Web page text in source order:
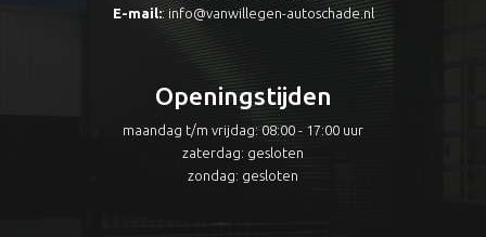
E-mail:: info@vanwillegen-autoschade.nl
Openingstijden
maandag t/m vrijdag: 08:00 - 17:00 uur
zaterdag: gesloten
zondag: gesloten